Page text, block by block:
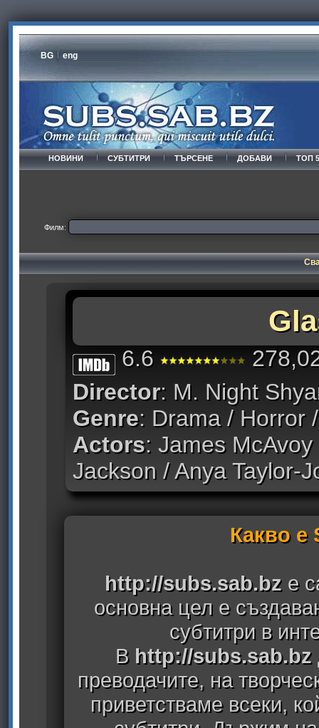
BG eng
НОВИНИ СУБТИТРИ ТЪРСЕНЕ ДОБАВИ ТОП
Филм:
6.6
Director: M. Night
Genre: Drama / Horror
Actors: James
Jackson / Anya Taylor-
Какво е
http://subs.sab.bz е
основна цел е
субтитри в
В http://subs.sab.bz
преводачите, на
приветстваме всеки,